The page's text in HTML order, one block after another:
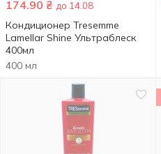
174.90 ₴ до 14.08
Кондиционер Tresemme
Lamellar Shine Ультраблеск
400мл
400 мл